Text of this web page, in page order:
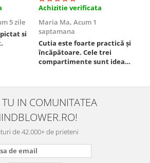
5 zile
si
Achizitie verificata
Maria Ma, Acum 1
saptamana
Cutia este foarte practică și
încăpătoare. Cele trei
compartimente sunt ideale
este sigură, fără scurgeri. O
folosesc aproape zilnic la
serviciu și sunt foarte
mulțumită.
IN COMUNITATEA
de 42.000+ de prieteni